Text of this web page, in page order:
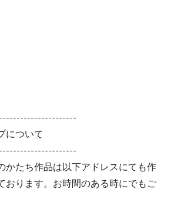
について
かたち作品は以下アドレスにても作
おります。お時間のある時にでもご